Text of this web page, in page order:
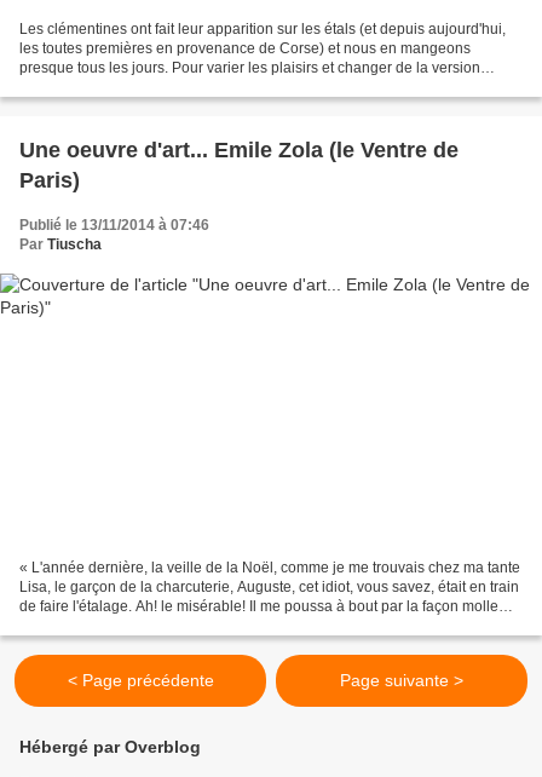
Les clémentines ont fait leur apparition sur les étals (et depuis aujourd'hui,
les toutes premières en provenance de Corse) et nous en mangeons
presque tous les jours. Pour varier les plaisirs et changer de la version
Une oeuvre d'art... Emile Zola (le Ventre de
Paris)
Publié le 13/11/2014 à 07:46
Par Tiuscha
« L'année dernière, la veille de la Noël, comme je me trouvais chez ma tante
Lisa, le garçon de la charcuterie, Auguste, cet idiot, vous savez, était en train
de faire l'étalage. Ah! le misérable! Il me poussa à bout par la façon molle
< Page précédente Page suivante >
Hébergé par Overblog